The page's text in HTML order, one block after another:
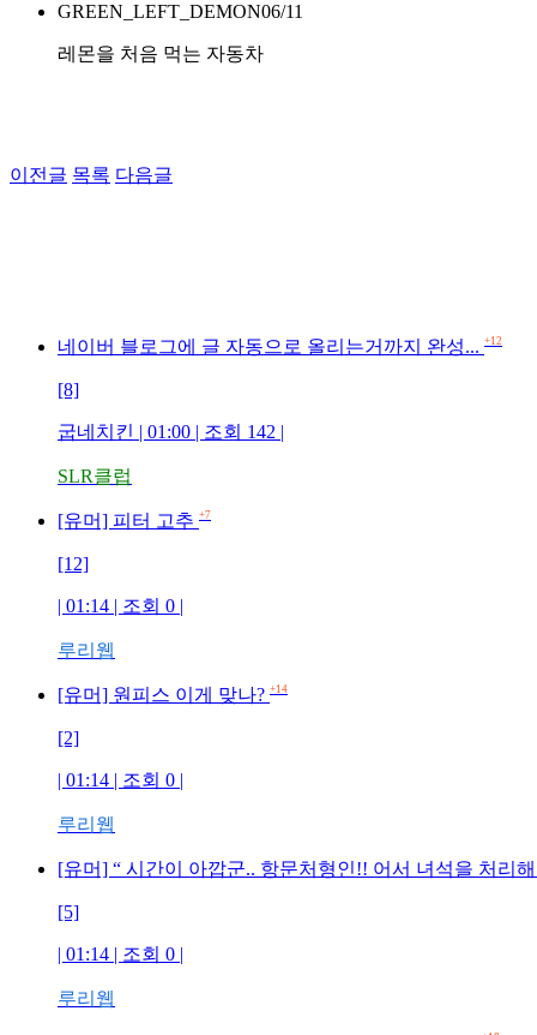
GREEN_LEFT_DEMON06/11
레몬을 처음 먹는 자동차
이전글 목록 다음글
네이버 블로그에 글 자동으로 올리는거까지 완성... +12
[8]
굽네치킨 | 01:00 | 조회 142 |
SLR클럽
[유머] 피터 고추 +7
[12]
| 01:14 | 조회 0 |
루리웹
[유머] 원피스 이게 맞나? +14
[2]
| 01:14 | 조회 0 |
루리웹
[유머] “ 시간이 아깝군.. 항문처형인!! 어서 녀석을 처리
[5]
| 01:14 | 조회 0 |
루리웹